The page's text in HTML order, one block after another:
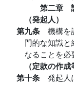
第二章
（発起人）
第九条 機構を
門的な知識
なることを必
（定款の作成
第十条 発起人